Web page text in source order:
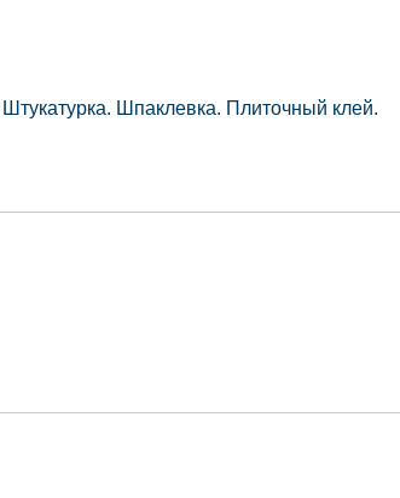
Шпаклевка. Плиточный клей.